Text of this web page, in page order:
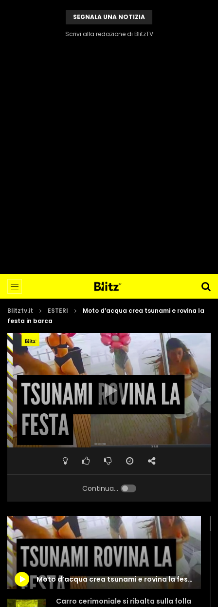
SEGNALA UNA NOTIZIA
Scrivi alla redazione di BlitzTV
Blitztv.it ESTERI
Moto d’acqua crea tsunami e rovina la
festa in barca
Continua...
Moto d’acqua crea tsunami e rovina la festa in barca
Carro cerimoniale si ribalta sulla folla